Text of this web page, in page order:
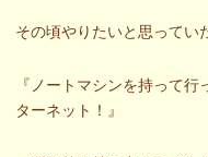
その頃やりたいと思ってい
『ノートマシンを持って
ターネット！』